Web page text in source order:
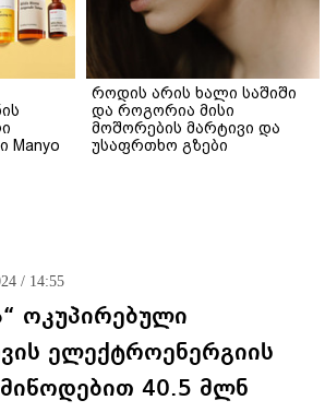
Manyo
როდის არის ხალი საშიში
და როგორია მისი
მოშორების მარტივი და
უსაფრთხო გზები
/ 14:55
ოკუპირებული
ელექტროენერგიის
40.5 მლნ